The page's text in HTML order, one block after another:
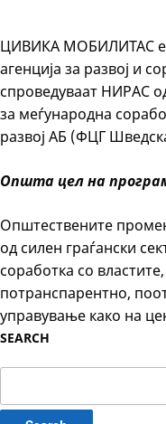
SEARCH
for:
ЦИВИКА МОБИЛИТАС е
агенција за развој и
спроведуваат НИРАС
за меѓународна
развој АБ (ФЦГ
Општа цел на
Општествените
од силен граѓански
соработка со
потранспарентно,
управување како на